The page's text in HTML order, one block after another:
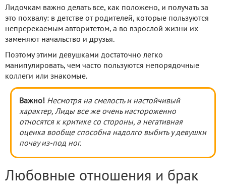
Лидочкам важно делать все, как положено, и получать за
это похвалу: в детстве от родителей, которые пользуются
непререкаемым авторитетом, а во взрослой жизни их
заменяют начальство и друзья.
Поэтому этими девушками достаточно легко
манипулировать, чем часто пользуются непорядочные
коллеги или знакомые.
Важно! Несмотря на смелость и настойчивый
характер, Лиды все же очень настороженно
относятся к критике со стороны, а негативная
оценка вообще способна надолго выбить у девушки
почву из-под ног.
Любовные отношения и брак